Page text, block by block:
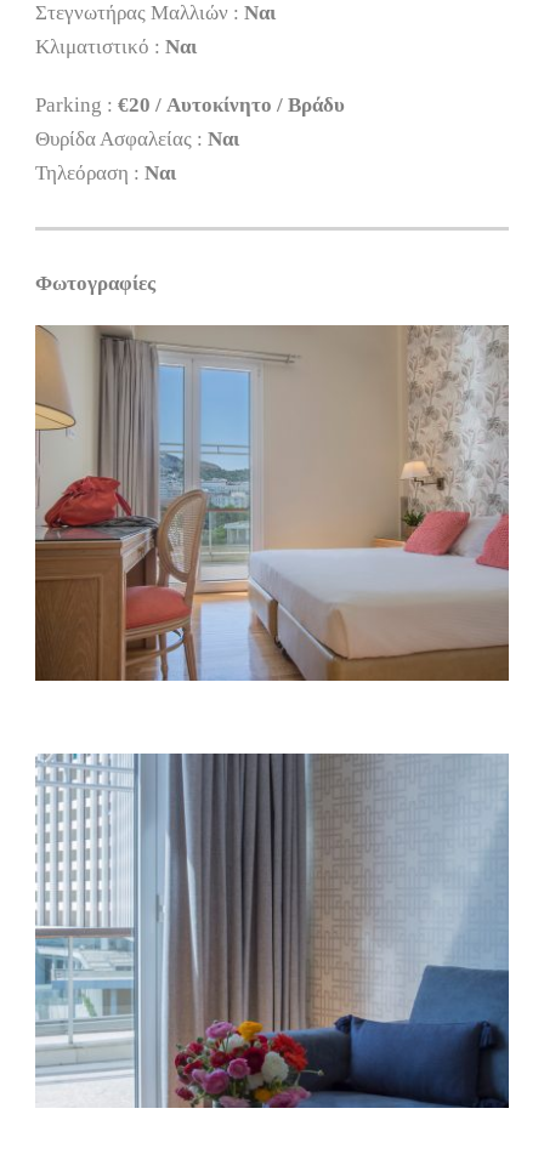
Στεγνωτήρας Μαλλιών : Ναι
Κλιματιστικό : Ναι
Parking : €20 / Αυτοκίνητο / Βράδυ
Θυρίδα Ασφαλείας : Ναι
Τηλεόραση : Ναι
Φωτογραφίες